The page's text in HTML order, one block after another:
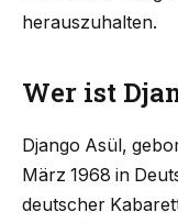
herauszuhalten.
Wer ist
Django Asül,
März 1968 in
deutscher